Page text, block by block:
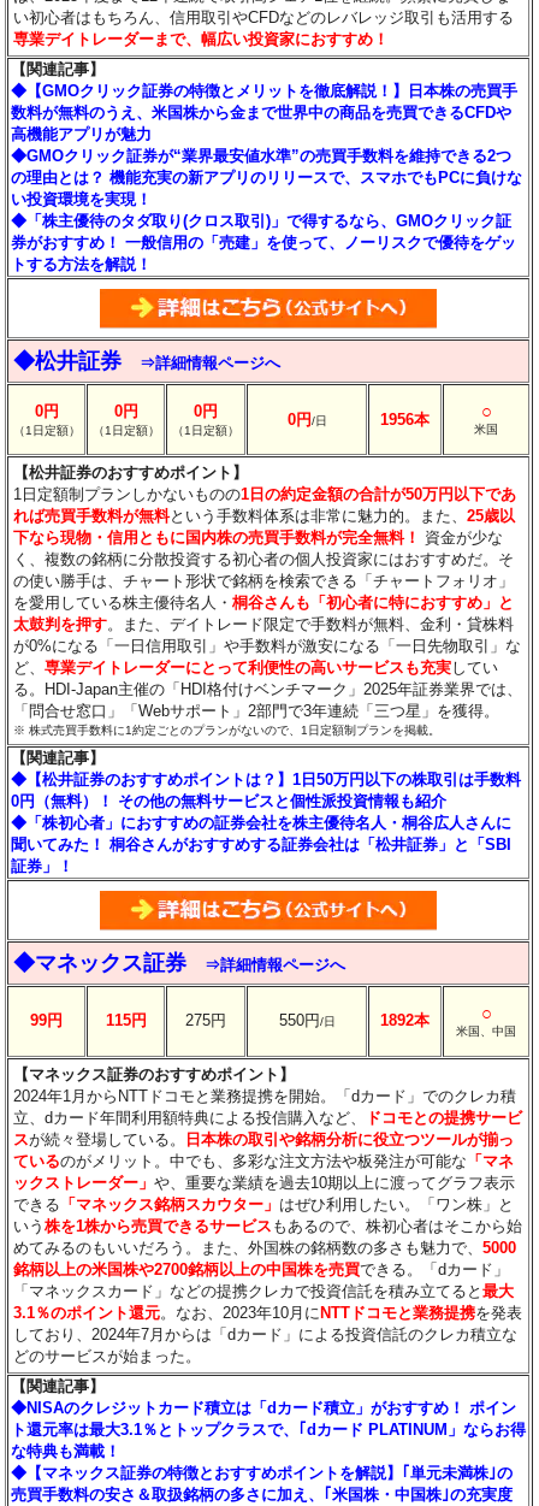
い初心者はもちろん、信用取引やCFDなどのレバレッジ取引も活用する
専業デイトレーダーまで、幅広い投資家におすすめ！
【関連記事】
◆【GMOクリック証券の特徴とメリットを徹底解説！】日本株の売買手
数料が無料のうえ、米国株から金まで世界中の商品を売買できるCFDや
高機能アプリが魅力
◆GMOクリック証券が“業界最安値水準”の売買手数料を維持できる2つ
の理由とは？ 機能充実の新アプリのリリースで、スマホでもPCに負けな
い投資環境を実現！
◆「株主優待のタダ取り(クロス取引)」で得するなら、GMOクリック証
券がおすすめ！ 一般信用の「売建」を使って、ノーリスクで優待をゲッ
トする方法を解説！
◆松井証券 ⇒詳細情報ページへ
0円
（1日定額）
0円
（1日定額）
0円
（1日定額）
0円/日 1956本 ○
米国
【松井証券のおすすめポイント】
1日定額制プランしかないものの1日の約定金額の合計が50万円以下であ
れば売買手数料が無料という手数料体系は非常に魅力的。また、25歳以
下なら現物・信用ともに国内株の売買手数料が完全無料！
資金が少な
く、複数の銘柄に分散投資する初心者の個人投資家にはおすすめだ。そ
の使い勝手は、チャート形状で銘柄を検索できる「チャートフォリオ」
を愛用している株主優待名人・桐谷さんも「初心者に特におすすめ」と
太鼓判を押す。また、デイトレード限定で手数料が無料、金利・貸株料
が0%になる「一日信用取引」や手数料が激安になる「一日先物取引」な
ど、専業デイトレーダーにとって利便性の高いサービスも充実してい
る。HDI-Japan主催の「HDI格付けベンチマーク」2025年証券業界では、
「問合せ窓口」「Webサポート」2部門で3年連続「三つ星」を獲得。
※ 株式売買手数料に1約定ごとのプランがないので、1日定額制プランを掲載。
【関連記事】
◆【松井証券のおすすめポイントは？】1日50万円以下の株取引は手数料
0円（無料）！ その他の無料サービスと個性派投資情報も紹介
◆「株初心者」におすすめの証券会社を株主優待名人・桐谷広人さんに
聞いてみた！ 桐谷さんがおすすめする証券会社は「松井証券」と「SBI
証券」！
◆マネックス証券 ⇒詳細情報ページへ
99円 115円 275円 550円/日 1892本 ○
米国、中国
【マネックス証券のおすすめポイント】
2024年1月からNTTドコモと業務提携を開始。「dカード」でのクレカ積
立、dカード年間利用額特典による投信購入など、
ドコモとの提携サービ
スが続々登場している。
日本株の取引や銘柄分析に役立つツールが揃っ
ているのがメリット。中でも、多彩な注文方法や板発注が可能な 「マネ
ックストレーダー」や、重要な業績を過去10期以上に渡ってグラフ表示
できる 「マネックス銘柄スカウター」 はぜひ利用したい。「ワン株」と
いう株を1株から売買できるサービス もあるので、株初心者はそこから始
めてみるのもいいだろう。また、外国株の銘柄数の多さも魅力で、5000
銘柄以上の米国株や2700銘柄以上の中国株を売買できる。「dカード」
「マネックスカード」などの提携クレカで投資信託を積み立てると最大
3.1％のポイント還元。なお、2023年10月に NTTドコモと業務提携を発表
しており、2024年7月からは「dカード」による投資信託のクレカ積立な
どのサービスが始まった。
【関連記事】
◆NISAのクレジットカード積立は「dカード積立」がおすすめ！ ポイン
ト還元率は最大3.1％とトップクラスで、｢dカード PLATINUM」ならお得
な特典も満載！
◆【マネックス証券の特徴とおすすめポイントを解説】｢単元未満株｣の
売買手数料の安さ＆取扱銘柄の多さに加え、｢米国株・中国株｣の充実度